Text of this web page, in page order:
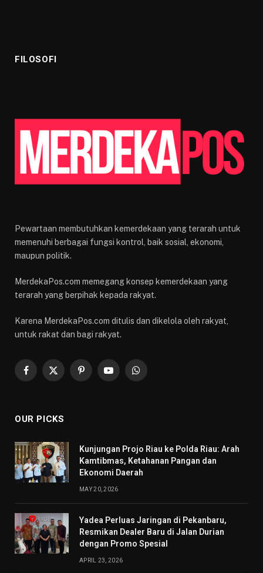
FILOSOFI
Pewartaan membutuhkan kemerdekaan yang terarah untuk
memenuhi berbagai fungsi kontrol, baik sosial, ekonomi,
maupun politik.
MerdekaPos.com memegang konsep kemerdekaan yang
terarah yang berpihak kepada rakyat.
Karena MerdekaPos.com ditulis dan dikelola oleh rakyat,
untuk rakat dan bagi rakyat.
Facebook
X
PinterestYouTubeWhatsApp
OUR PICKS
Kunjungan Projo Riau ke Polda Riau: Arah
Kamtibmas, Ketahanan Pangan dan
Ekonomi Daerah
MAY 20, 2026
Yadea Perluas Jaringan di Pekanbaru,
Resmikan Dealer Baru di Jalan Durian
dengan Promo Spesial
APRIL 23, 2026